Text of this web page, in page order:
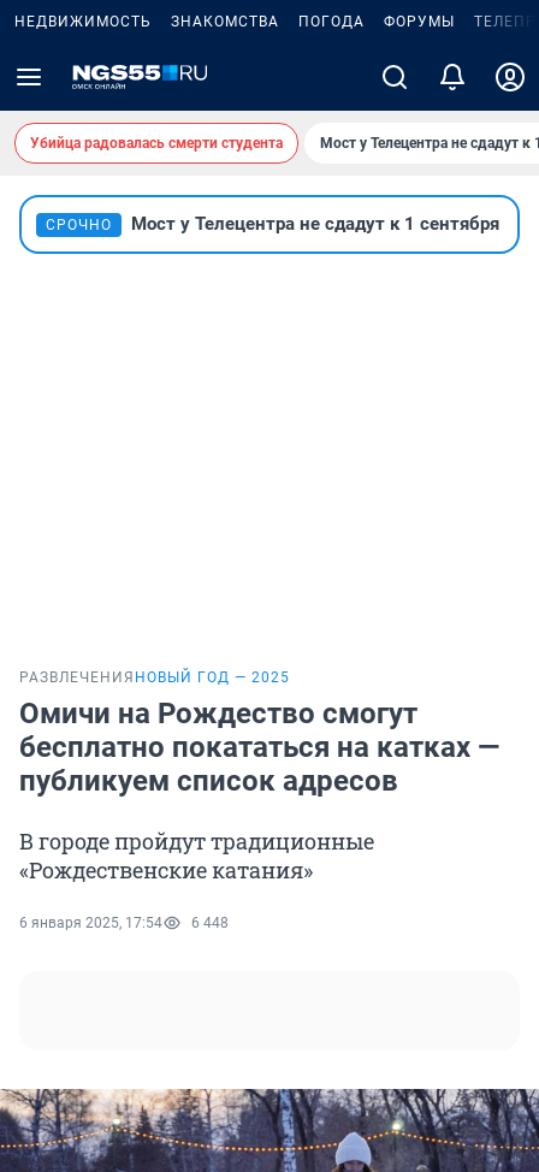
НЕДВИЖИМОСТЬ ЗНАКОМСТВА ПОГОДА ФОРУМЫ
Убийца радовалась смерти студента Мост у Телецентра не сдадут к
СРОЧНО Мост у Телецентра не сдадут к 1 сентября
РАЗВЛЕЧЕНИЯ НОВЫЙ ГОД — 2025
Омичи на Рождество смогут
бесплатно покататься на катках —
публикуем список адресов
В городе пройдут традиционные
«Рождественские катания»
6 января 2025, 17:54 6 448